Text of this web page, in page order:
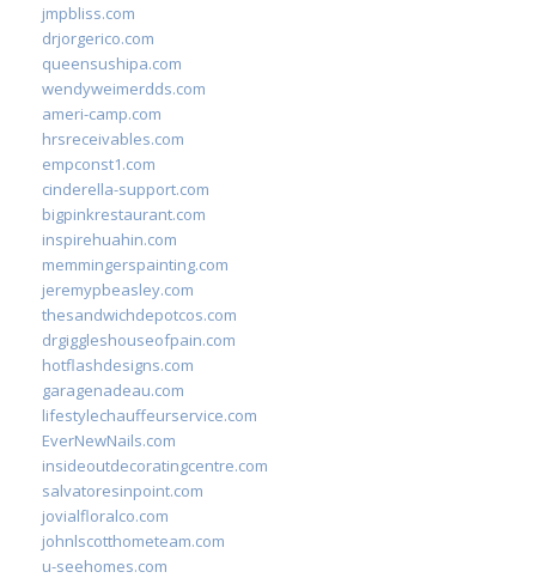
jmpbliss.com
drjorgerico.com
queensushipa.com
wendyweimerdds.com
ameri-camp.com
hrsreceivables.com
empconst1.com
cinderella-support.com
bigpinkrestaurant.com
inspirehuahin.com
memmingerspainting.com
jeremypbeasley.com
thesandwichdepotcos.com
drgiggleshouseofpain.com
hotflashdesigns.com
garagenadeau.com
lifestylechauffeurservice.com
EverNewNails.com
insideoutdecoratingcentre.com
salvatoresinpoint.com
jovialfloralco.com
johnlscotthometeam.com
u-seehomes.com